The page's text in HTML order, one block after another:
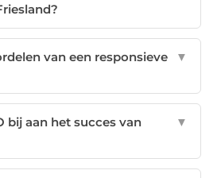
van een responsieve
▼
bij aan het succes van
▼